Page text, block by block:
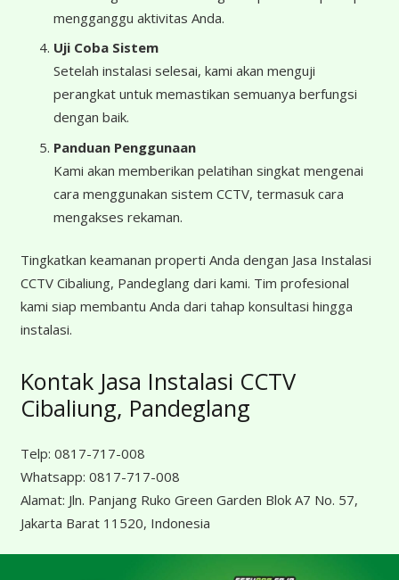
mengganggu aktivitas Anda.
Uji Coba Sistem
Setelah instalasi selesai, kami akan menguji
perangkat untuk memastikan semuanya berfungsi
dengan baik.
Panduan Penggunaan
Kami akan memberikan pelatihan singkat mengenai
cara menggunakan sistem CCTV, termasuk cara
mengakses rekaman.
Tingkatkan keamanan properti Anda dengan Jasa Instalasi
CCTV Cibaliung, Pandeglang dari kami. Tim profesional
kami siap membantu Anda dari tahap konsultasi hingga
instalasi.
Kontak Jasa Instalasi CCTV
Cibaliung, Pandeglang
Telp: 0817-717-008
Whatsapp: 0817-717-008
Alamat: Jln. Panjang Ruko Green Garden Blok A7 No. 57,
Jakarta Barat 11520, Indonesia